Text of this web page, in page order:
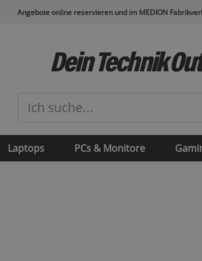
Angebote online reservieren und im MEDION
Dein Technik
Laptops PCs & Monitore